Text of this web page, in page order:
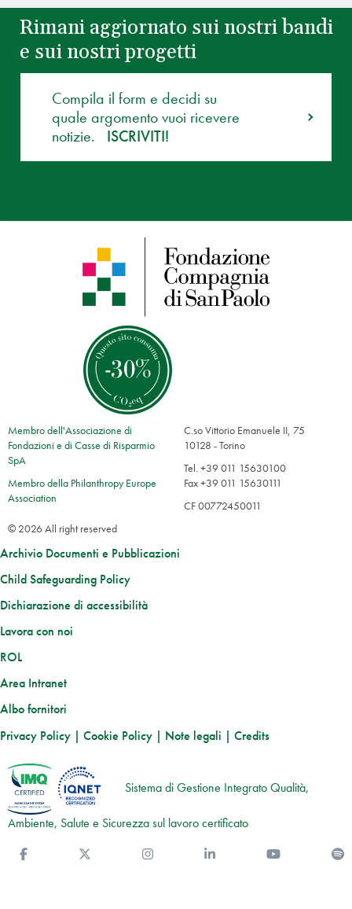
Rimani aggiornato sui nostri bandi
e sui nostri progetti
Compila il form e decidi su
quale argomento vuoi ricevere
notizie.
ISCRIVITI!
Membro dell'Associazione di
Fondazioni e di Casse di Risparmio
SpA
Membro della Philanthropy Europe
Association
C.so Vittorio Emanuele II, 75
10128 - Torino
Tel. +39 011 15630100
Fax +39 011 15630111
CF 00772450011
© 2026 All right reserved
Archivio Documenti e Pubblicazioni
Child Safeguarding Policy
Dichiarazione di accessibilità
Lavora con noi
ROL
Area Intranet
Albo fornitori
Privacy Policy | Cookie Policy | Note legali | Credits
Sistema di Gestione Integrato Qualità,
Ambiente, Salute e Sicurezza sul lavoro certificato
You Tube